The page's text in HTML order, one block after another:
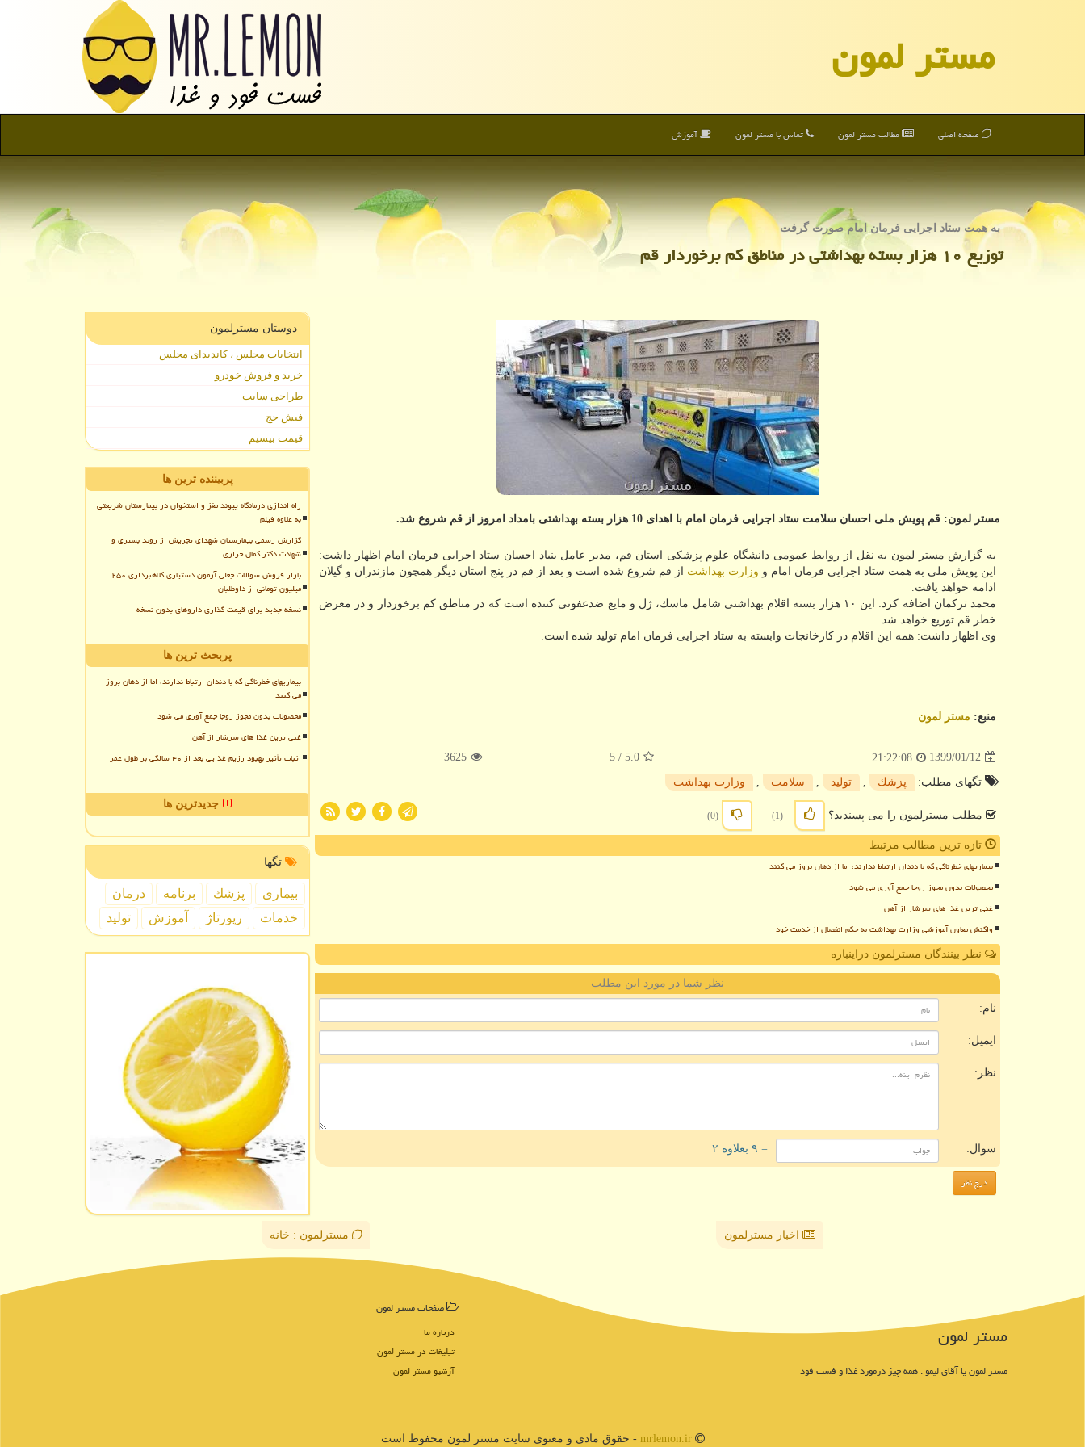
مستر لمون
صفحه اصلی مطالب مستر لمون تماس با مستر لمون آموزش
به همت ستاد اجرایی فرمان امام صورت گرفت
توزیع ۱۰ هزار بسته بهداشتی در مناطق كم برخوردار قم
مستر لمون: قم پویش ملی احسان سلامت ستاد اجرایی فرمان امام با اهدای 10 هزار بسته بهداشتی بامداد امروز از قم شروع شد.
به گزارش مستر لمون به نقل از روابط عمومی دانشگاه علوم پزشكی استان قم، مدیر عامل بنیاد احسان ستاد اجرایی فرمان امام اظهار داشت:
این پویش ملی به همت ستاد اجرایی فرمان امام و وزارت بهداشت از قم شروع شده است و بعد از قم در پنج استان دیگر همچون مازندران و گیلان
ادامه خواهد یافت.
محمد تركمان اضافه كرد: این ۱۰ هزار بسته اقلام بهداشتی شامل ماسك، ژل و مایع ضدعفونی كننده است كه در مناطق كم برخوردار و در معرض
خطر قم توزیع خواهد شد.
وی اظهار داشت: همه این اقلام در كارخانجات وابسته به ستاد اجرایی فرمان امام تولید شده است.
منبع: مستر لمون
1399/01/12
21:22:08
5.0
/ 5
3625
تگهای مطلب: پزشك تولید سلامت وزارت بهداشت
مطلب مسترلمون را می پسندید؟ (1)
(0)
تازه ترین مطالب مرتبط
بیماریهای خطرناکی که با دندان ارتباط ندارند، اما از دهان بروز می کنند
محصولات بدون مجوز روجا جمع آوری می شود
غنی ترین غذا های سرشار از آهن
واکنش معاون آموزشی وزارت بهداشت به حکم انفصال از خدمت خود
نظر بینندگان مسترلمون دراینباره
نظر شما در مورد این مطلب
نام:
ایمیل:
نظر:
سوال: = ۹ بعلاوه ۲
دوستان مسترلمون
انتخابات مجلس ، کاندیدای مجلس
خرید و فروش خودرو
طراحی سایت
فیش حج
قیمت بیسیم
پربیننده ترین ها
راه اندازی درمانگاه پیوند مغز و استخوان در بیمارستان شریعتی
به علاوه فیلم
گزارش رسمی بیمارستان شهدای تجریش از روند بستری و
شهادت دکتر کمال خرازی
بازار فروش سوالات جعلی آزمون دستیاری کلاهبرداری ۲۵۰
میلیون تومانی از داوطلبان
نسخه جدید برای قیمت گذاری داروهای بدون نسخه
پربحث ترین ها
بیماریهای خطرناکی که با دندان ارتباط ندارند، اما از دهان بروز
می کنند
محصولات بدون مجوز روجا جمع آوری می شود
غنی ترین غذا های سرشار از آهن
اثبات تأثیر بهبود رژیم غذایی بعد از ۴۰ سالگی بر طول عمر
جدیدترین ها
تگها
بیماری پزشك برنامه
درمان
خدمات
رپورتاژ آموزش تولید
اخبار مسترلمون مسترلمون : خانه
مستر لمون
مستر لمون یا آقای لیمو : همه چیز درمورد غذا و فست فود
صفحات مستر لمون
درباره ما
تبلیغات در مستر لمون
آرشیو مستر لمون
mrlemon.ir - حقوق مادی و معنوی سایت مستر لمون محفوظ است